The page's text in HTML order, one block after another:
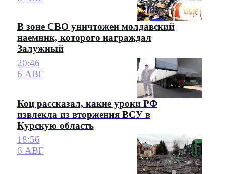
В зоне СВО уничтожен молдавский
наемник, которого награждал
Залужный
20:46
6 АВГ
Коц рассказал, какие уроки РФ
извлекла из вторжения ВСУ в
Курскую область
18:56
6 АВГ